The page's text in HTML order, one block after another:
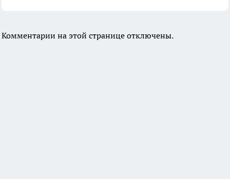
Комментарии на этой странице отключены.